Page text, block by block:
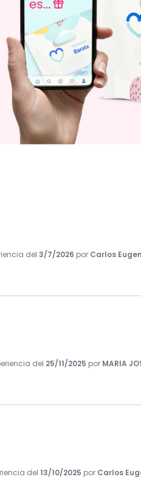
del3/7/2026 por Carlos
del 25/11/2025 por MARIA
del 13/10/2025 por Carlos